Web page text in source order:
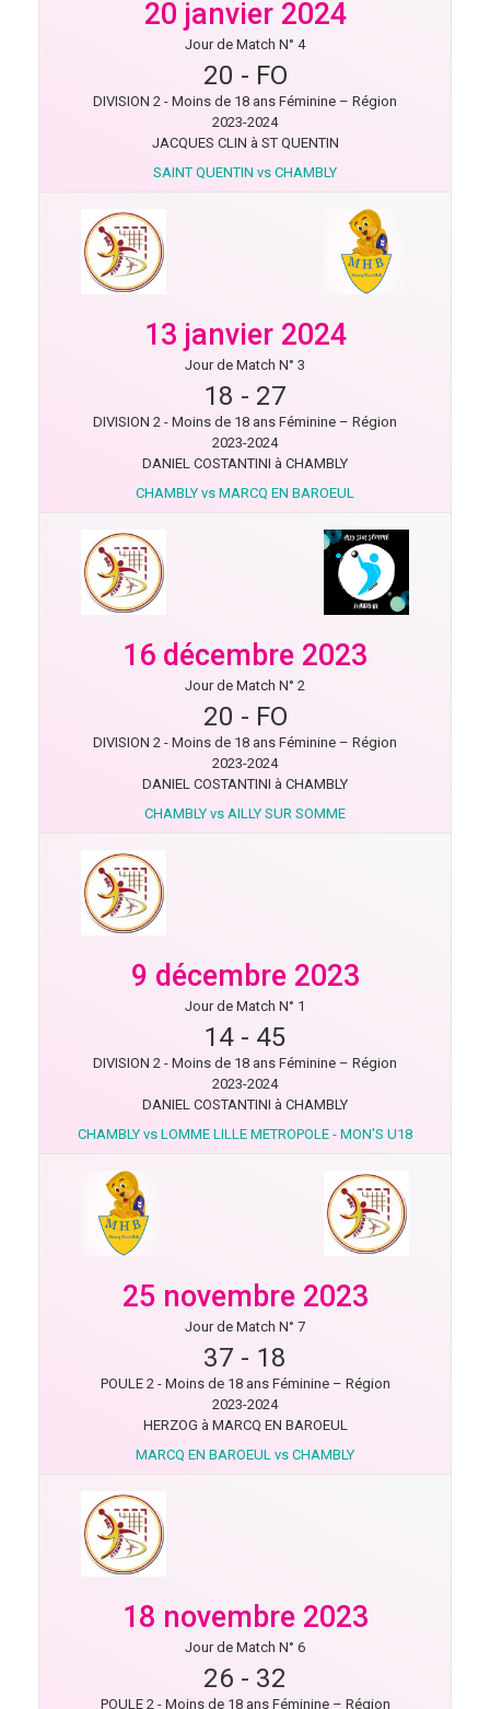
20 janvier 2024
Jour de Match N° 4
20 - FO
DIVISION 2 - Moins de 18 ans Féminine – Région
2023-2024
JACQUES CLIN à ST QUENTIN
SAINT QUENTIN vs CHAMBLY
13 janvier 2024
Jour de Match N° 3
18 - 27
DIVISION 2 - Moins de 18 ans Féminine – Région
2023-2024
DANIEL COSTANTINI à CHAMBLY
CHAMBLY vs MARCQ EN BAROEUL
16 décembre 2023
Jour de Match N° 2
20 - FO
DIVISION 2 - Moins de 18 ans Féminine – Région
2023-2024
DANIEL COSTANTINI à CHAMBLY
CHAMBLY vs AILLY SUR SOMME
9 décembre 2023
Jour de Match N° 1
14 - 45
DIVISION 2 - Moins de 18 ans Féminine – Région
2023-2024
DANIEL COSTANTINI à CHAMBLY
CHAMBLY vs LOMME LILLE METROPOLE - MON'S U18
25 novembre 2023
Jour de Match N° 7
37 - 18
POULE 2 - Moins de 18 ans Féminine – Région
2023-2024
HERZOG à MARCQ EN BAROEUL
MARCQ EN BAROEUL vs CHAMBLY
18 novembre 2023
Jour de Match N° 6
26 - 32
POULE 2 - Moins de 18 ans Féminine – Région